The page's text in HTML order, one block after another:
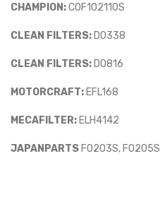
CHAMPION:COF102110S
CLEAN FILTERS: DO338
CLEAN FILTERS: DO816
MOTORCRAFT: EFL168
MECAFILTER: ELH4142
JAPANPARTS FO203S, FO205S